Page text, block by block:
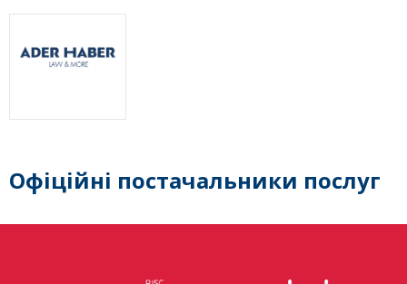
Офіційні постачальники послуг